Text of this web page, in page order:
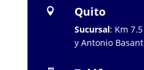
 Quito
Sucursal: Km
y Antonio